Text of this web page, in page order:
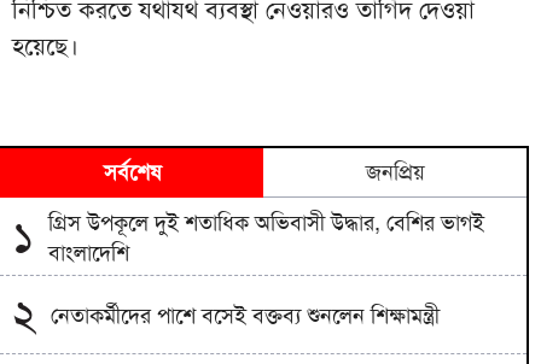
নিশ্চিত করতে যথাযথ ব্যবস্থা নেওয়ারও তাগিদ দেওয়া
হয়েছে।
সর্বশেষ জনপ্রিয়
১ গ্রিস উপকূলে দুই শতাধিক অভিবাসী উদ্ধার, বেশির ভাগই
বাংলাদেশি
২ নেতাকর্মীদের পাশে বসেই বক্তব্য শুনলেন শিক্ষামন্ত্রী